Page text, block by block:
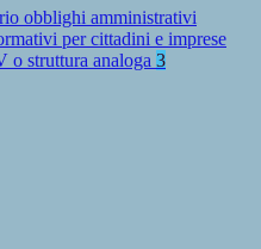
obblighi amministrativi
per cittadini e imprese
o struttura analoga 3